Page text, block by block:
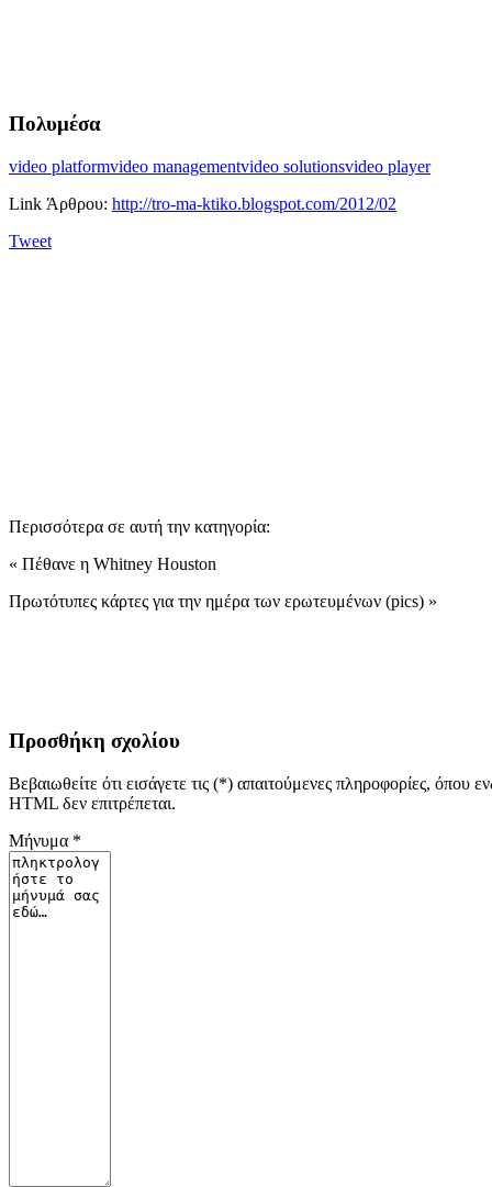
Πολυμέσα
video platformvideo managementvideo solutionsvideo player
Link Άρθρου: http://tro-ma-ktiko.blogspot.com/2012/02
Tweet
Περισσότερα σε αυτή την κατηγορία:
« Πέθανε η Whitney Houston
Πρωτότυπες κάρτες για την ημέρα των ερωτευμένων (pics) »
Προσθήκη σχολίου
Βεβαιωθείτε ότι εισάγετε τις (*) απαιτούμενες πληροφορίες, όπου
HTML δεν επιτρέπεται.
Μήνυμα *